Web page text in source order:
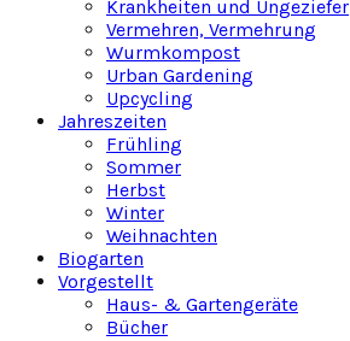
Krankheiten und Ungeziefer
Vermehren, Vermehrung
Wurmkompost
Urban Gardening
Upcycling
Jahreszeiten
Frühling
Sommer
Herbst
Winter
Weihnachten
Biogarten
Vorgestellt
Haus- & Gartengeräte
Bücher